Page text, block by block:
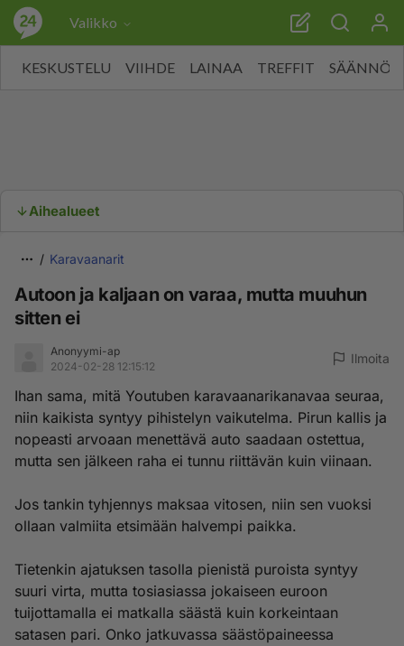
Valikko
KESKUSTELU VIIHDE LAINAA TREFFIT SÄÄNNÖT
Aihealueet
Karavaanarit
Autoon ja kaljaan on varaa, mutta muuhun
sitten ei
Anonyymi-ap
2024-02-28 12:15:12
Ilmoita
Ihan sama, mitä Youtuben karavaanarikanavaa seuraa,
niin kaikista syntyy pihistelyn vaikutelma. Pirun kallis ja
nopeasti arvoaan menettävä auto saadaan ostettua,
mutta sen jälkeen raha ei tunnu riittävän kuin viinaan.
Jos tankin tyhjennys maksaa vitosen, niin sen vuoksi
ollaan valmiita etsimään halvempi paikka.
Tietenkin ajatuksen tasolla pienistä puroista syntyy
suuri virta, mutta tosiasiassa jokaiseen euroon
tuijottamalla ei matkalla säästä kuin korkeintaan
satasen pari. Onko jatkuvassa säästöpaineessa